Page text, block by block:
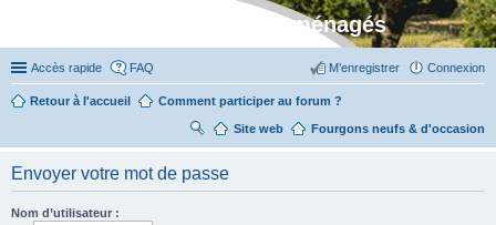
Stylevan - Vans aménagés
Accès rapide FAQ Connexion
M’enregistrer
Retour à l'accueil Comment participer au forum ?
Fourgons neufs & d'occasion
Site web
R
her
Envoyer votre mot de passe
Nom d’utilisateur :